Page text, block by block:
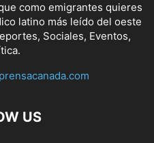
como emigrantes quieres
latino más leído del oeste
Sociales, Eventos,
US